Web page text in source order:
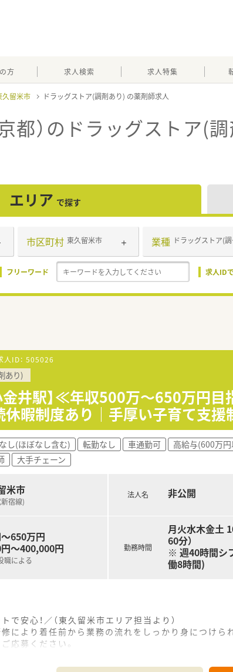
方 求人検索 求人特集
久留米市 ドラッグストア(調剤あり)
都）のドラッグストア(
エリア で探す
市区町村 東久留米市 業種 ド
フリーワード 求人ID
ID： 505026
あり)
金井駅】≪年収500万〜650万円
暇制度あり｜手厚い子育て支援
し(ほぼなし含む) 転勤なし 車通勤可 高給与(600万
大手チェーン
米市
宿線)
650万円
～400,000円
職による
法人名 非公開
勤務時間
月火水木金土
60分）
※ 週40時間シ
働8時間)
で安心！／（東久留米市エリア担当より）
により着任前から業務の流れをしっかり身につけ
応募ください。